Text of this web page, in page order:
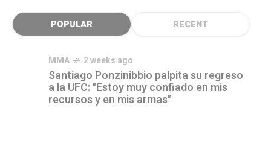
POPULAR RECENT
MMA 2 weeks ago
Santiago Ponzinibbio palpita su regreso
a la UFC: "Estoy muy confiado en mis
recursos y en mis armas"